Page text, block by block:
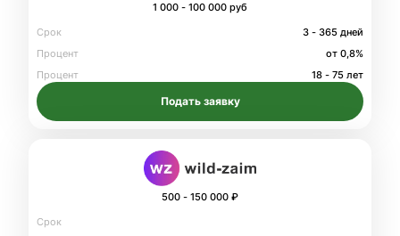
1 000 - 100 000 руб
Срок
3 - 365 дней
Процент
от 0,8%
Процент
18 - 75 лет
Подать заявку
500 - 150 000 ₽
Срок